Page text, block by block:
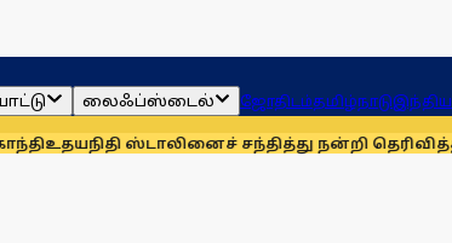
லைஃப்ஸ்டைல் ஜோதிடம்தமிழ்நாடு
ஸ்டாலினைச் சந்தித்து நன்றி தெரிவித்த